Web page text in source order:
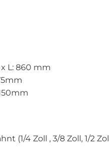
L: 860 mm
(1/4 Zoll , 3/8 Zoll, 1/2